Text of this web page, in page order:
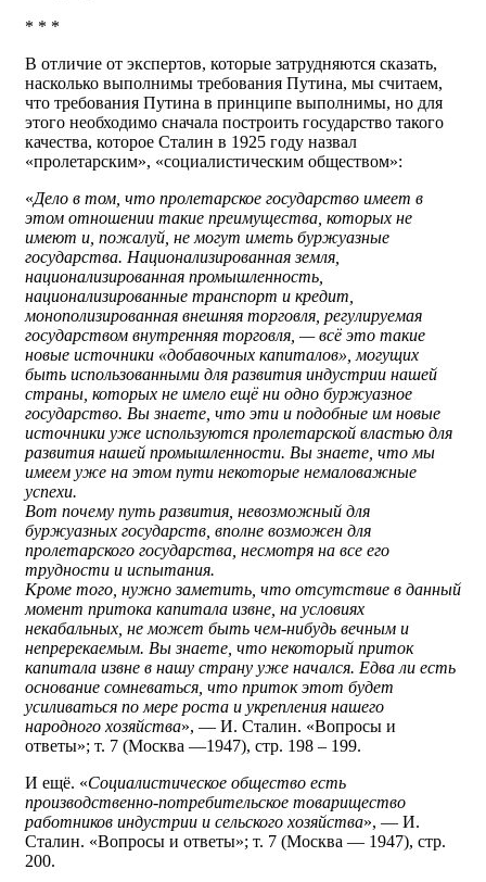
* * *
В отличие от экспертов, которые затрудняются сказать,
насколько выполнимы требования Путина, мы считаем,
что требования Путина в принципе выполнимы, но для
этого необходимо сначала построить государство такого
качества, которое Сталин в 1925 году назвал
«пролетарским», «социалистическим обществом»:
«Дело в том, что пролетарское государство имеет в
этом отношении такие преимущества, которых не
имеют и, пожалуй, не могут иметь буржуазные
государства. Национализированная земля,
национализированная промышленность,
национализированные транспорт и кредит,
монополизированная внешняя торговля, регулируемая
государством внутренняя торговля, — всё это такие
новые источники «добавочных капиталов», могущих
быть использованными для развития индустрии нашей
страны, которых не имело ещё ни одно буржуазное
государство. Вы знаете, что эти и подобные им новые
источники уже используются пролетарской властью для
развития нашей промышленности. Вы знаете, что мы
имеем уже на этом пути некоторые немаловажные
успехи.
Вот почему путь развития, невозможный для
буржуазных государств, вполне возможен для
пролетарского государства, несмотря на все его
трудности и испытания.
Кроме того, нужно заметить, что отсутствие в данный
момент притока капитала извне, на условиях
некабальных, не может быть чем-нибудь вечным и
непререкаемым. Вы знаете, что некоторый приток
капитала извне в нашу страну уже начался. Едва ли есть
основание сомневаться, что приток этот будет
усиливаться по мере роста и укрепления нашего
народного хозяйства», — И. Сталин. «Вопросы и
ответы»; т. 7 (Москва —1947), стр. 198 – 199.
И ещё. «Социалистическое общество есть
производственно-потребительское товарищество
работников индустрии и сельского хозяйства», — И.
Сталин. «Вопросы и ответы»; т. 7 (Москва — 1947), стр.
200.